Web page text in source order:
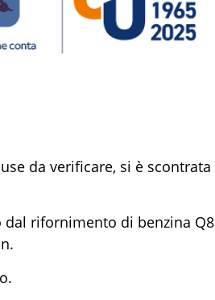
da verificare, si è scontrata
rifornimento di benzina Q8